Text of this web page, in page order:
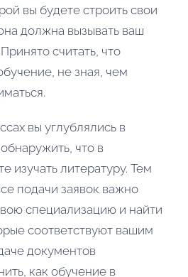
вы будете строить свои
должна вызывать ваш
считать, что
не зная, чем
вы углублялись в
что в
изучать литературу. Тем
подачи заявок важно
специализацию и найти
соответствуют вашим
документов
как обучение в